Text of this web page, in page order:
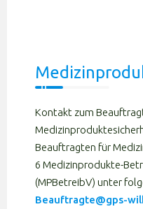
Kontakt zum
Beauftragten für
6 Medizinprodukte-
(MPBetreibV) unter
Beauftragte@gps-